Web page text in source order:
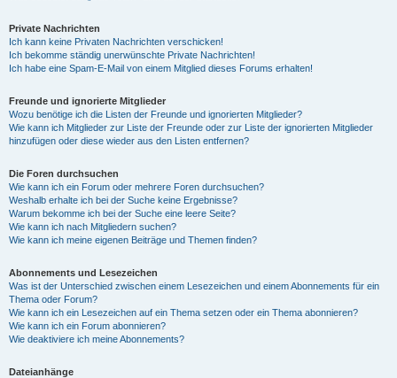
Private Nachrichten
Ich kann keine Privaten Nachrichten verschicken!
Ich bekomme ständig unerwünschte Private Nachrichten!
Ich habe eine Spam-E-Mail von einem Mitglied dieses Forums erhalten!
Freunde und ignorierte Mitglieder
Wozu benötige ich die Listen der Freunde und ignorierten Mitglieder?
Wie kann ich Mitglieder zur Liste der Freunde oder zur Liste der ignorierten Mitglieder
hinzufügen oder diese wieder aus den Listen entfernen?
Die Foren durchsuchen
Wie kann ich ein Forum oder mehrere Foren durchsuchen?
Weshalb erhalte ich bei der Suche keine Ergebnisse?
Warum bekomme ich bei der Suche eine leere Seite?
Wie kann ich nach Mitgliedern suchen?
Wie kann ich meine eigenen Beiträge und Themen finden?
Abonnements und Lesezeichen
Was ist der Unterschied zwischen einem Lesezeichen und einem Abonnements für ein
Thema oder Forum?
Wie kann ich ein Lesezeichen auf ein Thema setzen oder ein Thema abonnieren?
Wie kann ich ein Forum abonnieren?
Wie deaktiviere ich meine Abonnements?
Dateianhänge